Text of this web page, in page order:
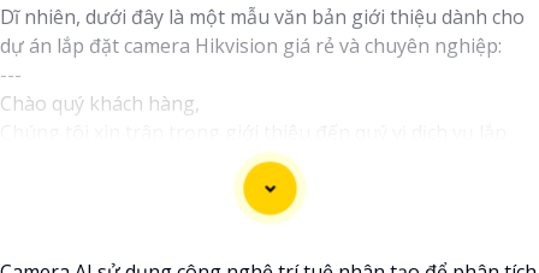
Dĩ nhiên, dưới đây là một mẫu văn bản giới thiệu dành cho
dự án lắp đặt camera Hikvision giá rẻ và chuyên nghiệp:
---
Chào quý khách hàng,
đặt camera Hikvision giá rẻ và chuyên nghiệp cho dự án của
Với kinh nghiệm lâu năm trong lĩnh vực lắp đặt camera an